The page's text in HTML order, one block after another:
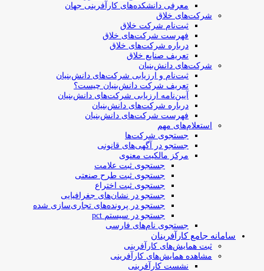
معرفی دانشکده‌های کارآفرینی جهان
شرکت‌های خلاق
ثبت‌نام شرکت خلاق
فهرست شرکت‌های خلاق
درباره شرکت‌های خلاق
تعریف صنایع خلاق
شرکت‌های دانش‌بنیان
ثبت‌نام و ارزیابی شرکت‌های دانش‌بنیان
تعریف شرکت دانش‌بنیان چیست؟
آیین‌نامه ارزیابی شرکت‌های دانش‌بنیان
درباره شرکت‌های دانش‌بنیان
فهرست شرکت‌های دانش‌بنیان
استعلام‌های مهم
جستجوی شرکت‌ها
جستجو در آگهی‌های قانونی
مرکز مالکیت معنوی
جستجوی ثبت علامت
جستجوی ثبت طرح صنعتی
جستجوی ثبت اختراع
جستجو در نشان‌های جغرافیایی
جستجو در پرونده‌های تجاری‌سازی شده
جستجو در سیستم pct
جستجوی نام‌های فارسی
سامانه جامع کارآفرینان
ثبت همایش‌های کارآفرینی
مشاهده همایش‌های کارآفرینی
نشست کارآفرینی